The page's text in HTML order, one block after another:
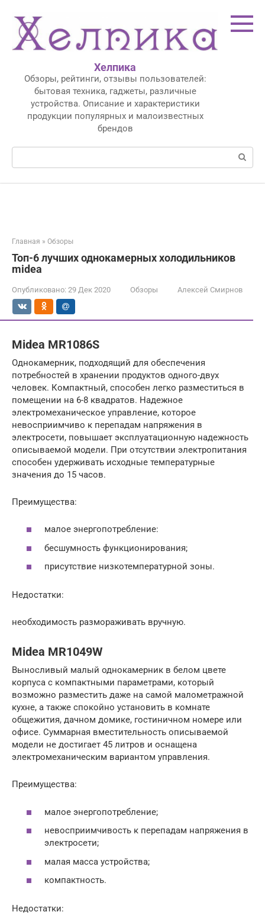
контенту
Хелпика
Обзоры, рейтинги, отзывы пользователей:
бытовая техника, гаджеты, различные
устройства. Описание и характеристики
продукции популярных и малоизвестных
брендов
Поиск:
Главная » Обзоры
Топ-6 лучших однокамерных холодильников
midea
Опубликовано: 29 Дек 2020 Обзоры Алексей Смирнов
Midea MR1086S
Однокамерник, подходящий для обеспечения
потребностей в хранении продуктов одного-двух
человек. Компактный, способен легко разместиться в
помещении на 6-8 квадратов. Надежное
электромеханическое управление, которое
невосприимчиво к перепадам напряжения в
электросети, повышает эксплуатационную надежность
описываемой модели. При отсутствии электропитания
способен удерживать исходные температурные
значения до 15 часов.
Преимущества:
малое энергопотребление:
бесшумность функционирования;
присутствие низкотемпературной зоны.
Недостатки:
необходимость размораживать вручную.
Midea MR1049W
Выносливый малый однокамерник в белом цвете
корпуса с компактными параметрами, который
возможно разместить даже на самой малометражной
кухне, а также спокойно установить в комнате
общежития, дачном домике, гостиничном номере или
офисе. Суммарная вместительность описываемой
модели не достигает 45 литров и оснащена
электромеханическим вариантом управления.
Преимущества:
малое энергопотребление;
невосприимчивость к перепадам напряжения в
электросети;
малая масса устройства;
компактность.
Недостатки: